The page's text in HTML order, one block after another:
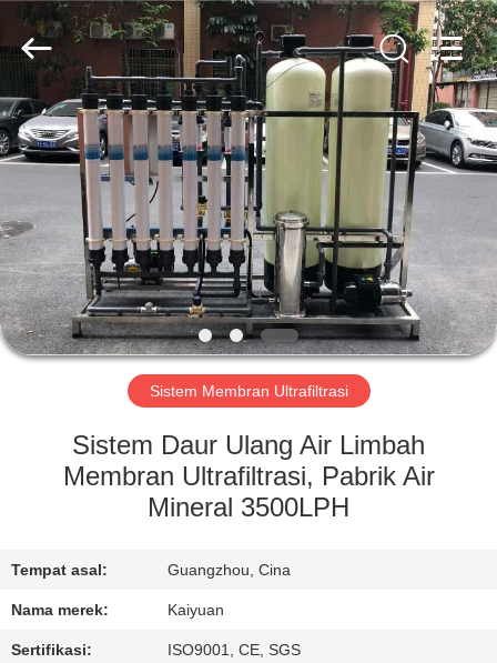
RUMAH
PRODUK
TENTANG
KAMI
TUR
KONTROL
KUALITAS
HUBUNGI
KAMI
Water
Treatment
Equipment
All
Rights
Reserved.
Sistem Membran Ultrafiltrasi
Sistem Daur Ulang Air Limbah
Membran Ultrafiltrasi, Pabrik Air
Mineral 3500LPH
Tempat asal: Guangzhou, Cina
Nama merek: Kaiyuan
Sertifikasi: ISO9001, CE, SGS